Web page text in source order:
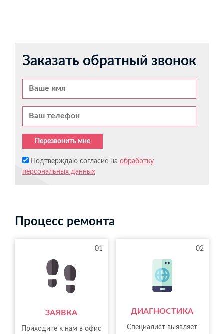
Заказать обратный звонок
Перезвонить мне
Подтверждаю согласие на обработку
персональных данных
Процесс ремонта
01
ЗАЯВКА
Приходите к нам в офис
02
ДИАГНОСТИКА
Специалист выявляет